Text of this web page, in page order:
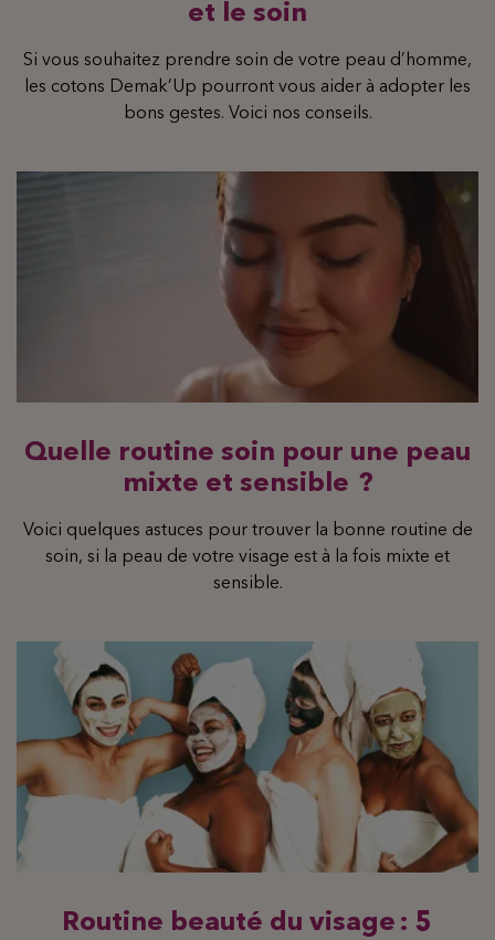
et le soin
Si vous souhaitez prendre soin de votre peau d’homme,
les cotons Demak’Up pourront vous aider à adopter les
bons gestes. Voici nos conseils.
Quelle routine soin pour une peau
mixte et sensible ?
Voici quelques astuces pour trouver la bonne routine de
soin, si la peau de votre visage est à la fois mixte et
sensible.
Routine beauté du visage : 5